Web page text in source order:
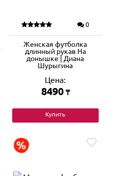
0
Женская футболка
длинный рукав На
донышке | Диана
Шурыгина
Цена:
8490 ₸
Купить